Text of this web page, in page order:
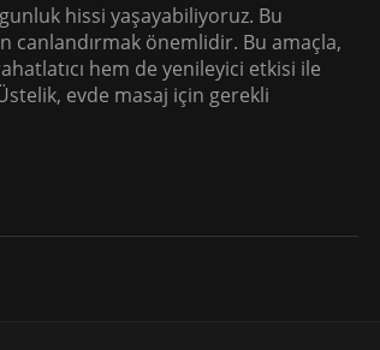
hissi yaşayabiliyoruz. Bu
önemlidir. Bu amaçla,
hem de yenileyici etkisi ile
evde masaj için gerekli